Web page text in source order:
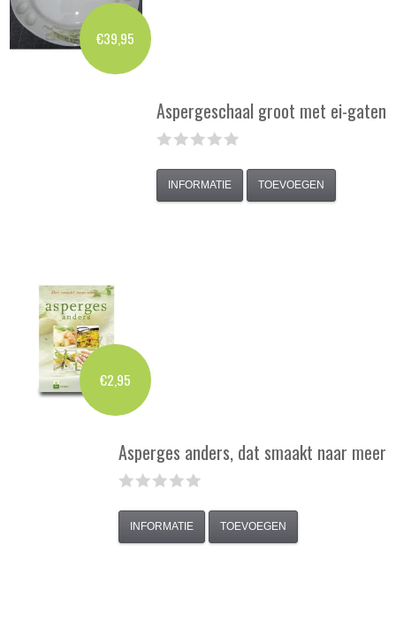
€39,95
Aspergeschaal groot met ei-gaten
INFORMATIE TOEVOEGEN
€2,95
Asperges anders, dat smaakt naar meer
INFORMATIE TOEVOEGEN